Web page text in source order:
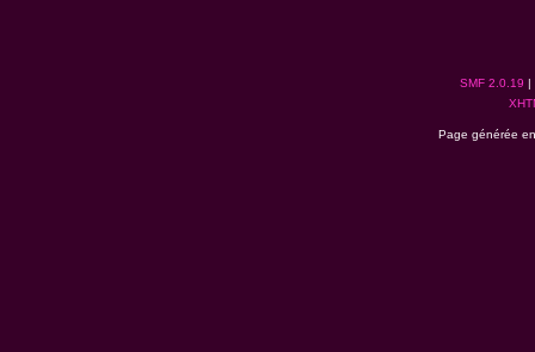
SMF 2.0.19 |
Page générée